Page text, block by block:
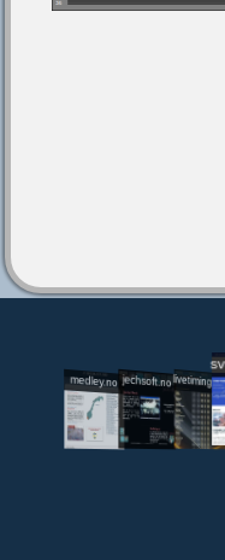
medley.no jechsoft.no